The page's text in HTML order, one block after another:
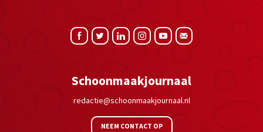
Schoonmaakjournaal
redactie@schoonmaakjournaal.nl
NEEM CONTACT OP